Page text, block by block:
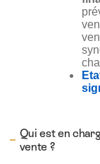
Qui est en
vente ?